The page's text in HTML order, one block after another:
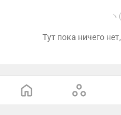
Тут пока ничего